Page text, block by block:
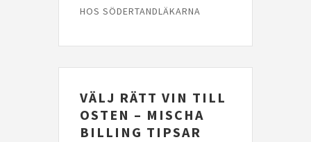
HOS SÖDERTANDLÄKARNA
VÄLJ RÄTT VIN TILL
OSTEN – MISCHA
BILLING TIPSAR